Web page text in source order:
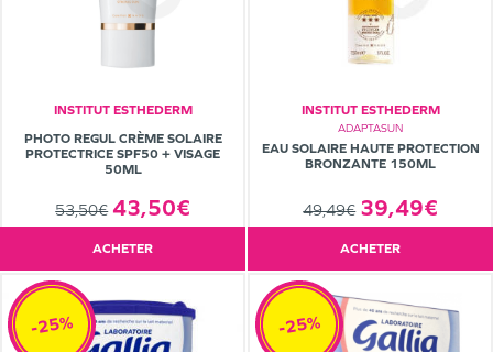
INSTITUT ESTHEDERM
PHOTO REGUL CRÈME SOLAIRE
PROTECTRICE SPF50 + VISAGE
50ML
53,50€ 43,50€
ACHETER
INSTITUT ESTHEDERM
ADAPTASUN
EAU SOLAIRE HAUTE PROTECTION
BRONZANTE 150ML
49,49€ 39,49€
ACHETER
-25% -25%